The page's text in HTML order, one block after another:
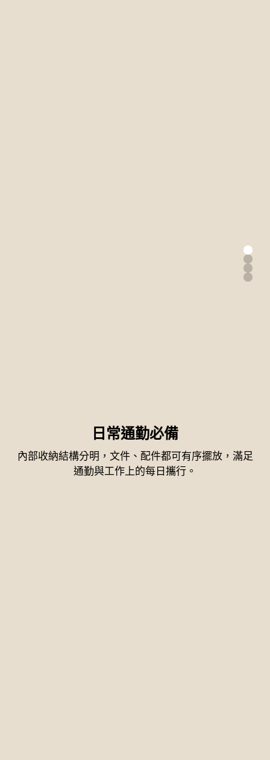
日常通勤必備
內部收納結構分明，文件、配件都可有序擺放，滿足
通勤與工作上的每日攜行。
電競裝備收納
專為電競裝備設計的收納空間，可放置鍵盤、滑鼠、
耳機等周邊設備，強化防撞結構，是隨您四處征戰的
適合運動隨行
大容量空間可收納多套衣物，
獨立鞋袋設計避免異味與髒污混放，保持乾淨有序。
出差旅行都適宜
符合登機尺寸，可固定於行李箱拉桿，提升移動效
率，短途出差或旅行都能輕鬆應對。